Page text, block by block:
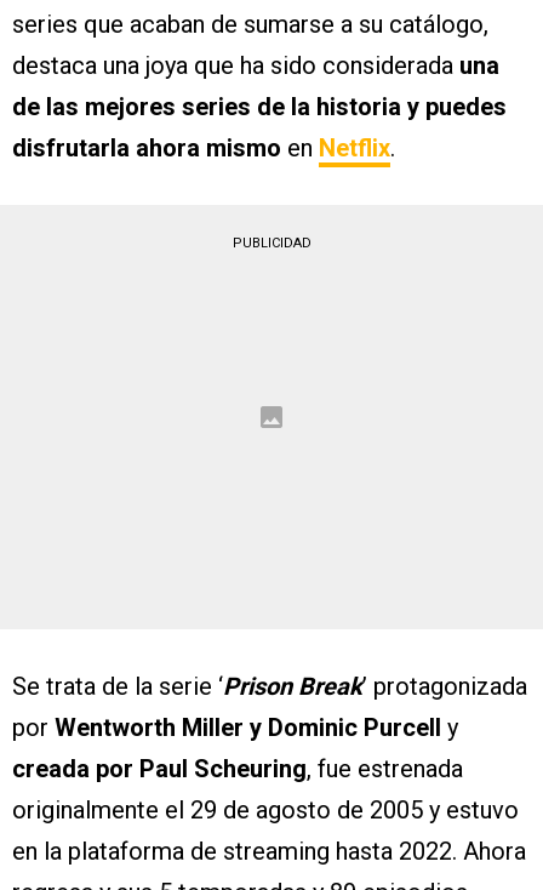
series que acaban de sumarse a su catálogo,
destaca una joya que ha sido considerada una
de las mejores series de la historia y puedes
disfrutarla ahora mismo en Netflix.
PUBLICIDAD
Se trata de la serie ‘Prison Break’ protagonizada
por Wentworth Miller y Dominic Purcell
y
creada por Paul Scheuring, fue estrenada
originalmente el 29 de agosto de 2005 y estuvo
en la plataforma de streaming hasta 2022. Ahora